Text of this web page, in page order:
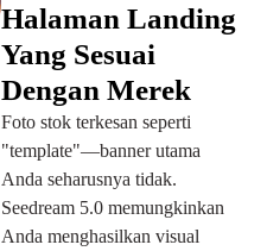
Halaman Landing
Yang Sesuai
Dengan Merek
Foto stok terkesan seperti
"template"—banner utama
Anda seharusnya tidak.
Seedream 5.0 memungkinkan
Anda menghasilkan visual